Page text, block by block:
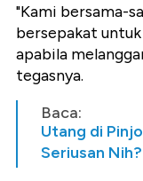
"Kami bersama-
bersepakat
apabila
tegasnya.
Baca:
Utang di
Seriusan Nih?